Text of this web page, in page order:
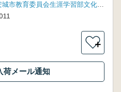
安城市教育委員会生涯学習部文化財課
＋
荷メール通知